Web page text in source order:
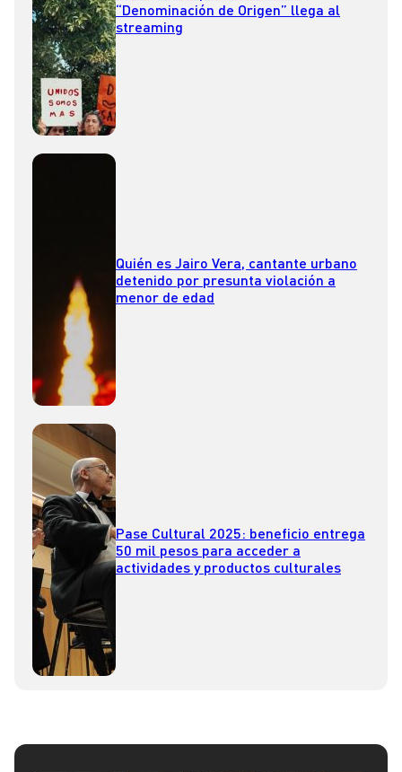
“Denominación de Origen” llega al
streaming
Quién es Jairo Vera, cantante urbano
detenido por presunta violación a
menor de edad
Pase Cultural 2025: beneficio entrega
50 mil pesos para acceder a
actividades y productos culturales